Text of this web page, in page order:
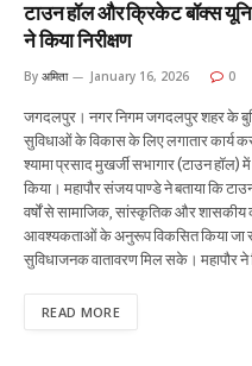
टाउन हॉल और क्रिकेट बॉक्स
ने किया निरीक्षण
By अमिता January 16, 2026 0
जगदलपुर। नगर निगम जगदलपुर शहर के
सुविधाओं के विकास के लिए लगातार कार्य
श्यामा प्रसाद मुखर्जी सभागार (टाउन हॉल) में
किया। महापौर संजय पाण्डे ने बताया कि
वर्षों से सामाजिक, सांस्कृतिक और
आवश्यकताओं के अनुरूप विकसित किया जा
सुविधाजनक वातावरण मिल सके। महापौर ने
READ MORE